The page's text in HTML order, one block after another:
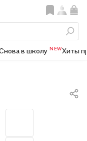
в школу NEWХиты